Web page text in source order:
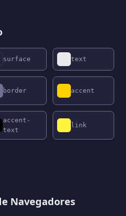
surface text
border accent
accent-
text
link
Navegadores